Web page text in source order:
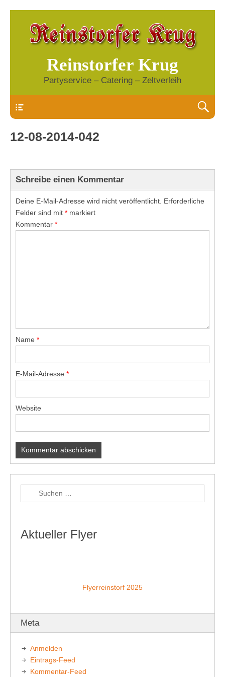
Reinstorfer Krug
Partyservice – Catering – Zeltverleih
12-08-2014-042
Schreibe einen Kommentar
Deine E-Mail-Adresse wird nicht veröffentlicht. Erforderliche
Felder sind mit * markiert
Kommentar *
Name *
E-Mail-Adresse *
Website
Aktueller Flyer
Flyerreinstorf 2025
Meta
Anmelden
Eintrags-Feed
Kommentar-Feed